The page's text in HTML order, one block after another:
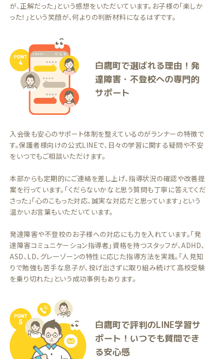
が、正解だった」という感想をいただいています。お子様の「楽しか
った！」という笑顔が、何よりの判断材料になるはずです。
白鷹町で選ばれる理由！発
達障害・不登校への専門的
サポート
入会後も安心のサポート体制を整えているのがランナーの特徴で
す。保護者様向けの公式LINEで、日々の学習に関する疑問や不安
をいつでもご相談いただけます。
本部からも定期的にご連絡を差し上げ、指導状況の確認や改善提
案を行っています。「くだらないかなと思う質問も丁寧に答えてくだ
さった」「心のこもった対応、誠実な対応だと思っています」という
温かいお言葉もいただいています。
発達障害や不登校のお子様への対応にも力を入れています。「発
達障害コミュニケーション指導者」資格を持つスタッフが、ADHD、
ASD、LD、グレーゾーンの特性に応じた指導方法を実践。「人見知
りで勉強も苦手な息子が、投げ出さずに取り組み続けて高校受験
を乗り切れた」という成功事例もあります。
白鷹町で評判のLINE学習サ
ポート！いつでも質問でき
る安心感